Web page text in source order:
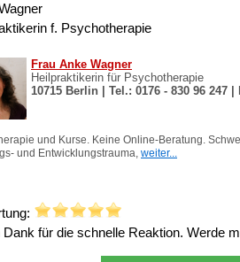
f. Psychotherapie
Dank für die schnelle Reaktion. Werde